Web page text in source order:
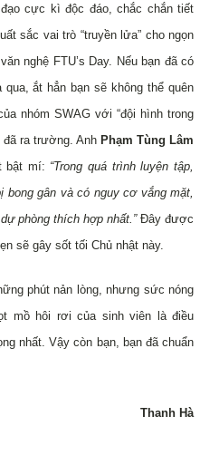
cực kì độc đáo, chắc chắn tiết
sắc vaitrò “truyền lửa” cho ngọn
nghệ FTU’s Day.
Nếu bạn đã có
ắt hẳn bạn sẽ không thể quên
nhóm SWAG với “đội hình trong
đã ra trường. Anh Phạm Tùng Lâm
bật mí: “Trong quá trình luyện tập,
bong gân và có nguy cơ vắng mặt,
phòng thích hợp nhất.”Đâyđược
sẽ gây sốt tối Chủ nhật này.
phút nản lòng, nhưng sức nóng
mồ hôi rơi của sinh viên là điều
nhất. Vậy còn bạn, bạn đã chuẩn
Thanh Hà